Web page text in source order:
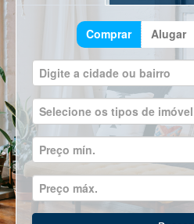
Comprar Alugar